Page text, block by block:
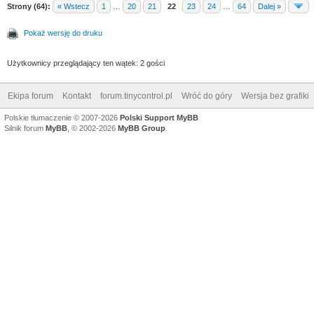
Strony (64): « Wstecz 1 20 21 22 23 24 64 Dalej »
Pokaż wersję do druku
Użytkownicy przeglądający ten wątek: 2 gości
Ekipa forum Kontakt forum.tinycontrol.pl Wróć do góry Wersja bez grafiki
Polskie tłumaczenie © 2007-2026 Polski Support MyBB
Silnik forum MyBB , © 2002-2026 MyBB Group